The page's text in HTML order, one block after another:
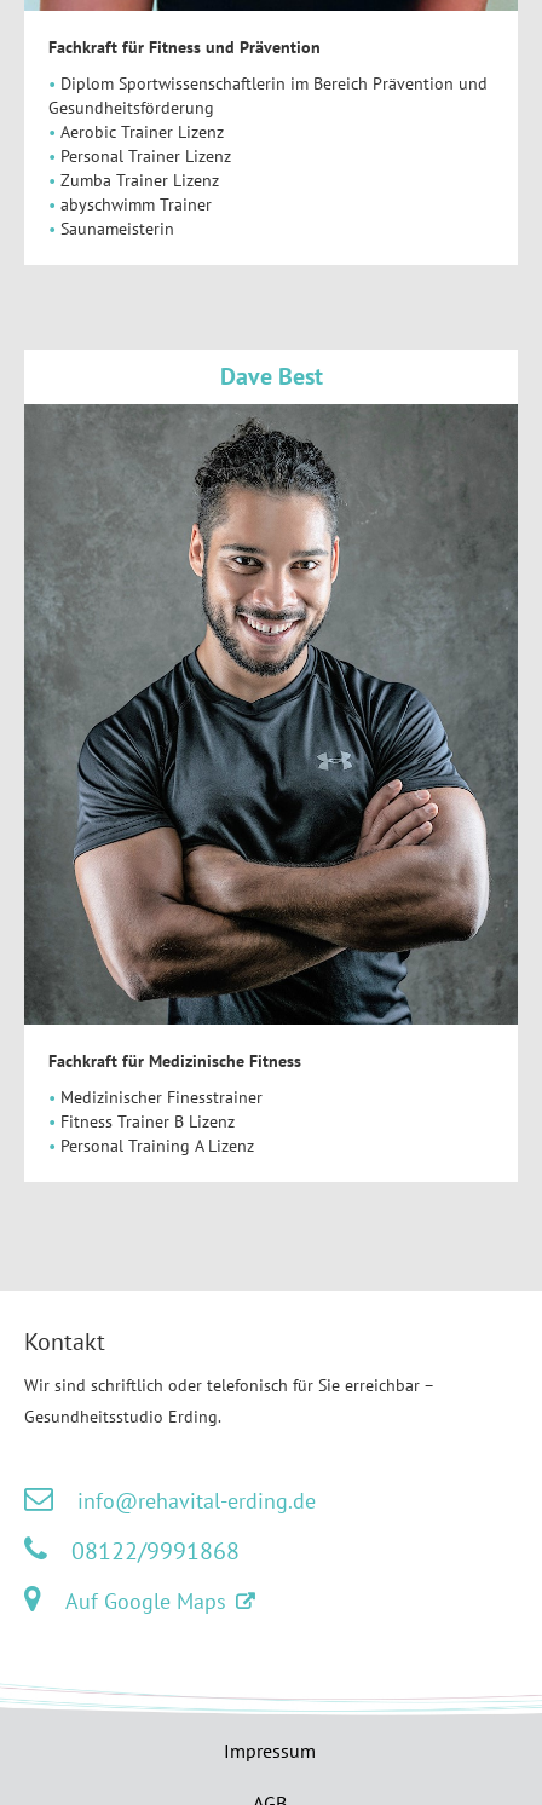
Fachkraft für Fitness und Prävention
Diplom Sportwissenschaftlerin im Bereich Prävention und
Gesundheitsförderung
Aerobic Trainer Lizenz
Personal Trainer Lizenz
Zumba Trainer Lizenz
abyschwimm Trainer
Saunameisterin
Dave Best
Fachkraft für Medizinische Fitness
Medizinischer Finesstrainer
Fitness Trainer B Lizenz
Personal Training A Lizenz
Kontakt
Wir sind schriftlich oder telefonisch für Sie erreichbar –
Gesundheitsstudio Erding.
info@rehavital-erding.de
08122/9991868
Auf Google Maps
Impressum